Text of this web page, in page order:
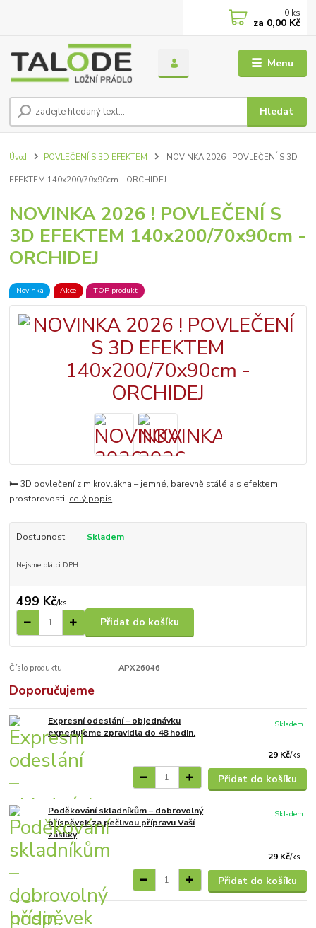
Menu
Hledat
0 ks
za 0,00 Kč
Úvod POVLEČENÍ S 3D EFEKTEM NOVINKA 2026 ! POVLEČENÍ S 3D
EFEKTEM 140x200/70x90cm - ORCHIDEJ
NOVINKA 2026 ! POVLEČENÍ S
3D EFEKTEM 140x200/70x90cm -
ORCHIDEJ
Novinka Akce TOP produkt
🛏️ 3D povlečení z mikrovlákna – jemné, barevně stálé a s efektem
prostorovosti. celý popis
Dostupnost Skladem
Nejsme plátci DPH
499 Kč/ks
Přidat do košíku
Číslo produktu: APX26046
Doporučujeme
Expresní odeslání – objednávku
expedujeme zpravidla do 48 hodin.
29 Kč/ks
Skladem
Přidat do košíku
Poděkování skladníkům – dobrovolný
příspěvek za pečlivou přípravu Vaší
zásilky
29 Kč/ks
Skladem
Přidat do košíku